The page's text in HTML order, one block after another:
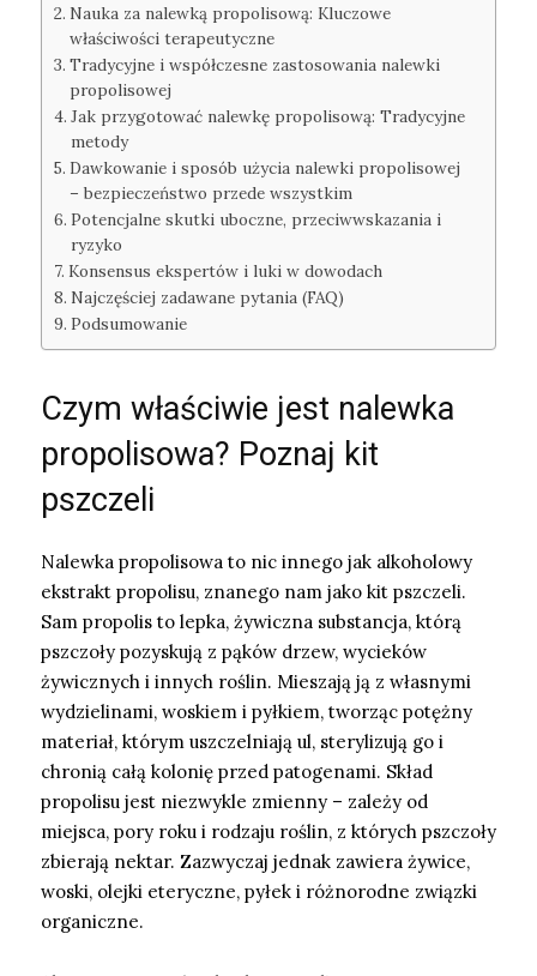
Nauka za nalewką propolisową: Kluczowe
właściwości terapeutyczne
Tradycyjne i współczesne zastosowania nalewki
propolisowej
Jak przygotować nalewkę propolisową: Tradycyjne
metody
Dawkowanie i sposób użycia nalewki propolisowej
– bezpieczeństwo przede wszystkim
Potencjalne skutki uboczne, przeciwwskazania i
ryzyko
Konsensus ekspertów i luki w dowodach
Najczęściej zadawane pytania (FAQ)
Podsumowanie
Czym właściwie jest nalewka
propolisowa? Poznaj kit
pszczeli
Nalewka propolisowa to nic innego jak alkoholowy
ekstrakt propolisu, znanego nam jako kit pszczeli.
Sam propolis to lepka, żywiczna substancja, którą
pszczoły pozyskują z pąków drzew, wycieków
żywicznych i innych roślin. Mieszają ją z własnymi
wydzielinami, woskiem i pyłkiem, tworząc potężny
materiał, którym uszczelniają ul, sterylizują go i
chronią całą kolonię przed patogenami. Skład
propolisu jest niezwykle zmienny – zależy od
miejsca, pory roku i rodzaju roślin, z których pszczoły
zbierają nektar. Zazwyczaj jednak zawiera żywice,
woski, olejki eteryczne, pyłek i różnorodne związki
organiczne.